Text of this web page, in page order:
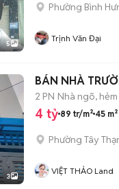
5
Phường Bình
Trịnh Văn Đại
3
BÁN NHÀ
2 PN Nhà ngõ, hẻm
4 tỷ 89 tr/m² 45 m²
Phường Tây
VIỆT THẢO Land